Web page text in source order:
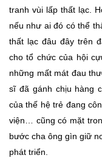
tranh vùi lấp thất lạc.
nếu như ai đó có thể
thất lạc đâu đây trên
cho tổ chức của hội
những mất mát đau
sĩ đã gánh chịu hàng
của thế hệ trẻ đang
viện… cũng có mặt
bước cha ông gìn giữ
phát triển.